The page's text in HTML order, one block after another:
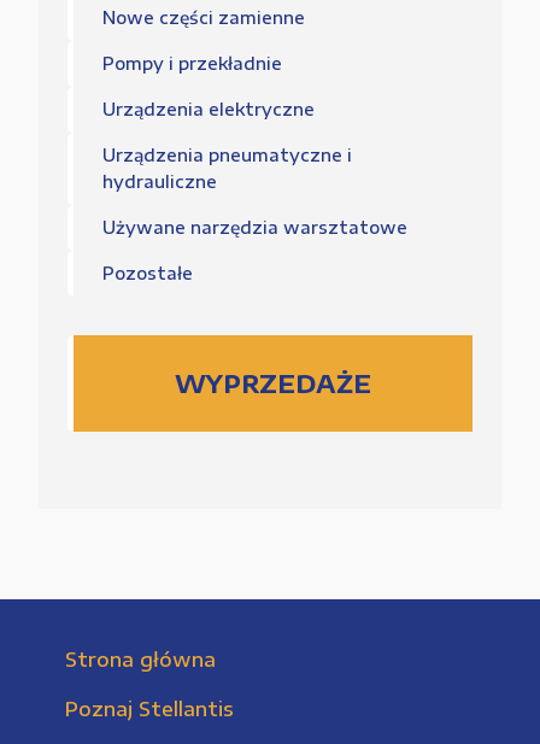
Nowe części zamienne
Pompy i przekładnie
Urządzenia elektryczne
Urządzenia pneumatyczne i
hydrauliczne
Używane narzędzia warsztatowe
Pozostałe
WYPRZEDAŻE
Strona główna
Poznaj Stellantis